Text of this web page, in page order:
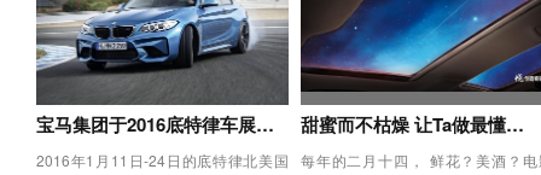
宝马集团于2016底特律车展…
2016年1月11日-24日的底特律北美国
甜蜜而不枯燥 让Ta做最懂…
每年的二月十四， 鲜花？美酒？电